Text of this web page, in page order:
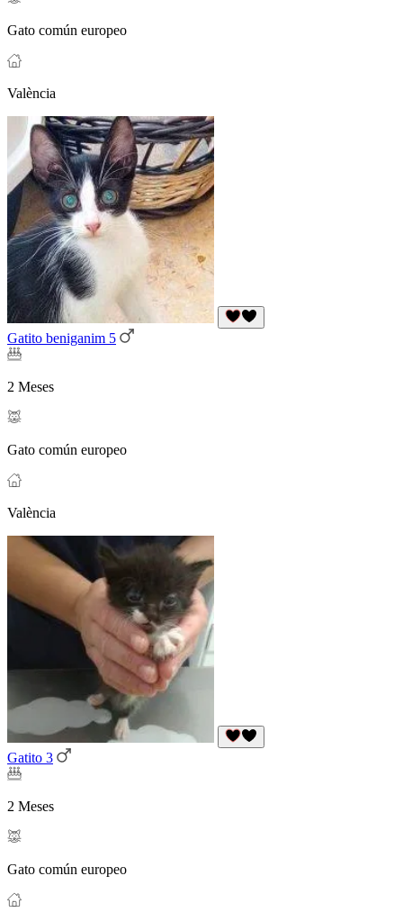
Gato común europeo
València
Gatito beniganim 5
2 Meses
Gato común europeo
València
Gatito 3
2 Meses
Gato común europeo